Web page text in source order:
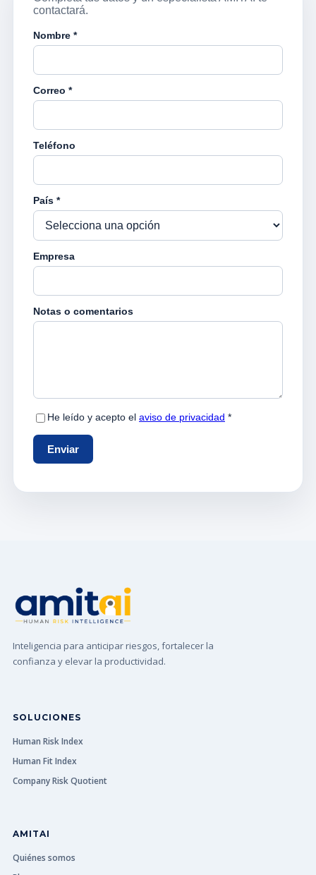
Inteligencia para anticipar riesgos, fortalecer la
confianza y elevar la productividad.
SOLUCIONES
Human Risk Index
Human Fit Index
Company Risk Quotient
AMITAI
Quiénes somos